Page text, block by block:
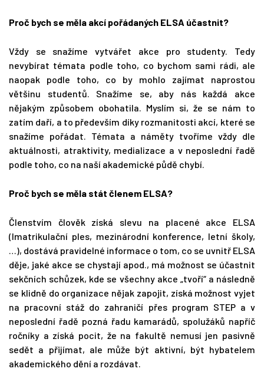
Proč bych se měla akcí pořádaných ELSA účastnit?
Vždy se snažíme vytvářet akce pro studenty. Tedy
nevybírat témata podle toho, co bychom sami rádi, ale
naopak podle toho, co by mohlo zajímat naprostou
většinu studentů. Snažíme se, aby nás každá akce
nějakým způsobem obohatila. Myslím si, že se nám to
zatím daří, a to především díky rozmanitosti akcí, které se
snažíme pořádat. Témata a náměty tvoříme vždy dle
aktuálnosti, atraktivity, medializace a v neposlední řadě
podle toho, co na naší akademické půdě chybí.
Proč bych se měla stát členem ELSA?
Členstvím člověk získá slevu na placené akce ELSA
(Imatrikulační ples, mezinárodní konference, letní školy,
…), dostává pravidelné informace o tom, co se uvnitř ELSA
děje, jaké akce se chystají apod., má možnost se účastnit
sekčních schůzek, kde se všechny akce „tvoří“ a následně
se klidně do organizace nějak zapojit, získá možnost vyjet
na pracovní stáž do zahraničí přes program STEP a v
neposlední řadě pozná řadu kamarádů, spolužáků napříč
ročníky a získá pocit, že na fakultě nemusí jen pasivně
sedět a přijímat, ale může být aktivní, být hybatelem
akademického dění a rozdávat.